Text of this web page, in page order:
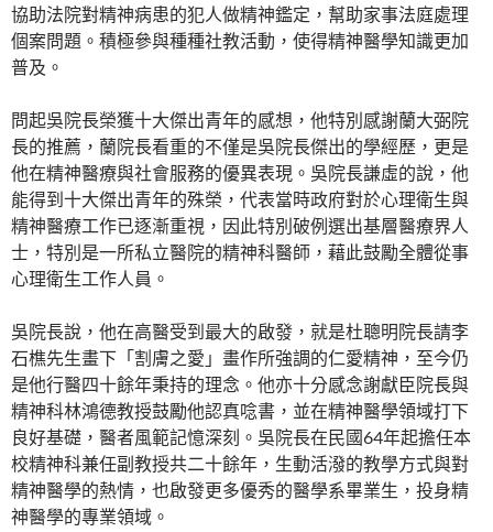
協助法院對精神病患的犯人做精神鑑定，幫助家事法庭處理
個案問題。積極參與種種社教活動，使得精神醫學知識更加
普及。
問起吳院長榮獲十大傑出青年的感想，他特別感謝蘭大弼院
長的推薦，蘭院長看重的不僅是吳院長傑出的學經歷，更是
他在精神醫療與社會服務的優異表現。吳院長謙虛的說，他
能得到十大傑出青年的殊榮，代表當時政府對於心理衛生與
精神醫療工作已逐漸重視，因此特別破例選出基層醫療界人
士，特別是一所私立醫院的精神科醫師，藉此鼓勵全體從事
心理衛生工作人員。
吳院長說，他在高醫受到最大的啟發，就是杜聰明院長請李
石樵先生畫下「割膚之愛」畫作所強調的仁愛精神，至今仍
是他行醫四十餘年秉持的理念。他亦十分感念謝獻臣院長與
精神科林鴻德教授鼓勵他認真唸書，並在精神醫學領域打下
良好基礎，醫者風範記憶深刻。吳院長在民國64年起擔任本
校精神科兼任副教授共二十餘年，生動活潑的教學方式與對
精神醫學的熱情，也啟發更多優秀的醫學系畢業生，投身精
神醫學的專業領域。